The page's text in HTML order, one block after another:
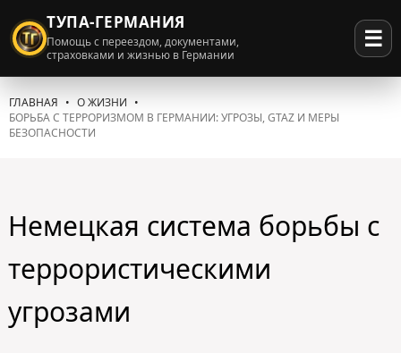
ТУПА-ГЕРМАНИЯ
Помощь с переездом, документами,
страховками и жизнью в Германии
☰
ГЛАВНАЯ
О ЖИЗНИ
БОРЬБА С ТЕРРОРИЗМОМ В ГЕРМАНИИ: УГРОЗЫ, GTAZ И МЕРЫ
БЕЗОПАСНОСТИ
Немецкая система борьбы с
террористическими
угрозами